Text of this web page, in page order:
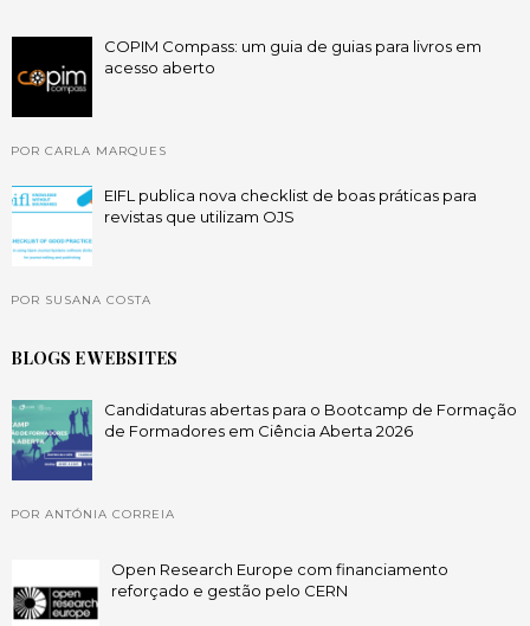
COPIM Compass: um guia de guias para livros em
acesso aberto
POR CARLA MARQUES
EIFL publica nova checklist de boas práticas para
revistas que utilizam OJS
POR SUSANA COSTA
BLOGS E WEBSITES
Candidaturas abertas para o Bootcamp de Formação
de Formadores em Ciência Aberta 2026
POR ANTÓNIA CORREIA
Open Research Europe com financiamento
reforçado e gestão pelo CERN